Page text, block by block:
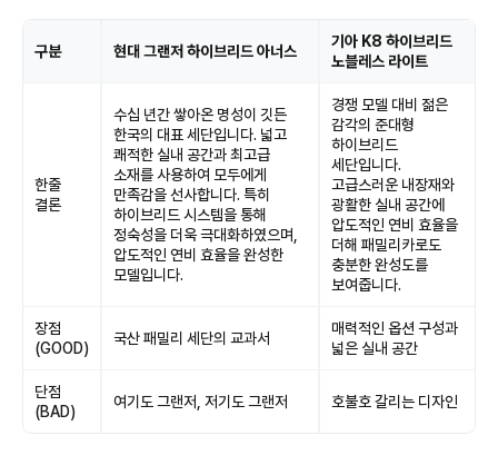
구분 현대 그랜저 하이브리드 아너스
기아 K8 하이브리드
노블레스 라이트
한줄
결론
수십 년간 쌓아온 명성이 깃든
한국의 대표 세단입니다. 넓고
쾌적한 실내 공간과 최고급
소재를 사용하여 모두에게
만족감을 선사합니다. 특히
하이브리드 시스템을 통해
정숙성을 더욱 극대화하였으며,
압도적인 연비 효율을 완성한
모델입니다.
경쟁 모델 대비 젊은
감각의 준대형
하이브리드
세단입니다.
고급스러운 내장재와
광활한 실내 공간에
압도적인 연비 효율을
더해 패밀리카로도
충분한 완성도를
보여줍니다.
장점
(GOOD)
국산 패밀리 세단의 교과서
매력적인 옵션 구성과
넓은 실내 공간
단점
(BAD)
여기도 그랜저, 저기도 그랜저 호불호 갈리는 디자인